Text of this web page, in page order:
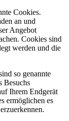
Cookies.
an und
Angebot
Cookies sind
werden und die
so genannte
Besuchs
Ihrem Endgerät
ermöglichen es